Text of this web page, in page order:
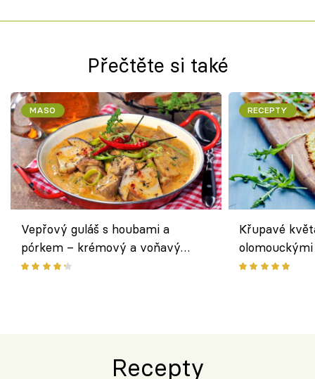
Přečtěte si také
MASO
Vepřový guláš s houbami a
pórkem – krémový a voňavý
pokrm z jednoho hrnce
RECEPTY
Křupavé
bezlepkový
Recepty